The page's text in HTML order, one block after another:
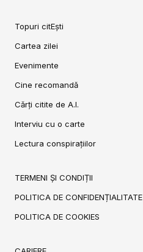
Topuri citEști
Cartea zilei
Evenimente
Cine recomandă
Cărți citite de A.I.
Interviu cu o carte
Lectura conspirațiilor
TERMENI ȘI CONDIȚII
POLITICA DE CONFIDENȚIALITATE
POLITICA DE COOKIES